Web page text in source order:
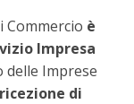
Commercio è
Impresa
delle Imprese
di